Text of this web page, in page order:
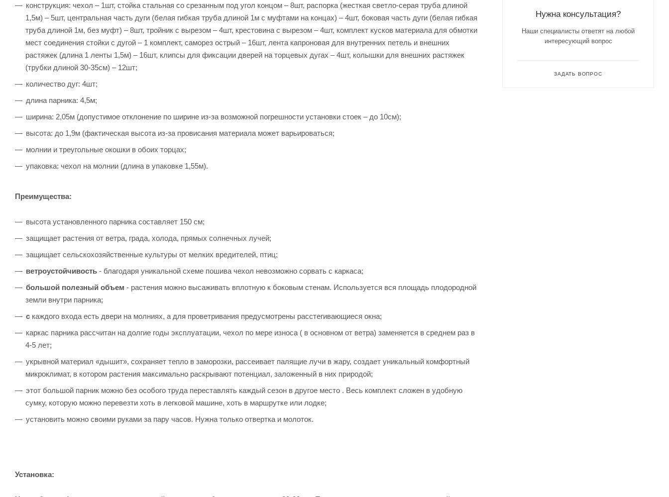
конструкция: чехол – 1шт, стойка стальная со срезанным под угол концом – 8шт, распорка (жесткая светло-серая труба длиной
1,5м) – 5шт, центральная часть дуги (белая гибкая труба длиной 1м с муфтами на концах) – 4шт, боковая часть дуги (белая гибкая
труба длиной 1м, без муфт) – 8шт, тройник с вырезом – 4шт, крестовина с вырезом – 4шт, комплект кусков материала для обмотки
мест соединения стойки с дугой – 1 комплект, саморез острый – 16шт, лента капроновая для внутренних петель и внешних
растяжек (длина 1 ленты 1,5м) – 16шт, клипсы для фиксации дверей на торцевых дугах – 4шт, колышки для внешних растяжек
(трубки длиной 30-35см) – 12шт;
количество дуг: 4шт;
длина парника: 4,5м;
ширина: 2,05м (допустимое отклонение по ширине из-за возможной погрешности установки стоек – до 10см);
высота: до 1,9м (фактическая высота из-за провисания материала может варьироваться;
молнии и треугольные окошки в обоих торцах;
упаковка: чехол на молнии (длина в упаковке 1,55м).
Преимущества:
высота установленного парника составляет 150 см;
защищает растения от ветра, града, холода, прямых солнечных лучей;
защищает сельскохозяйственные культуры от мелких вредителей, птиц;
ветроустойчивость - благодаря уникальной схеме пошива чехол невозможно сорвать с каркаса;
большой полезный объем - растения можно высаживать вплотную к боковым стенам. Используется вся площадь плодородной
земли внутри парника;
с каждого входа есть двери на молниях, а для проветривания предусмотрены расстегивающиеся окна;
каркас парника рассчитан на долгие годы эксплуатации, чехол по мере износа ( в основном от ветра) заменяется в среднем раз в
4-5 лет;
укрывной материал «дышит», сохраняет тепло в заморозки, рассеивает палящие лучи в жару, создает уникальный комфортный
микроклимат, в котором растения максимально раскрывают потенциал, заложенный в них природой;
этот большой парник можно без особого труда переставлять каждый сезон в другое место . Весь комплект сложен в удобную
сумку, которую можно перевезти хоть в легковой машине, хоть в маршрутке или лодке;
установить можно своими руками за пару часов. Нужна только отвертка и молоток.
Установка:
Нужна консультация?
Наши специалисты ответят на любой
интересующий вопрос
ЗАДАТЬ ВОПРОС